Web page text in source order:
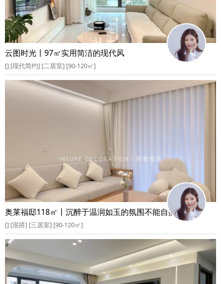
云图时光丨97㎡实用简洁的现代风
[] [现代简约] [二居室] [90-120㎡]
奥莱福邸118㎡丨沉醉于温润如玉的氛围不能自拔
[] [混搭] [三居室] [90-120㎡]